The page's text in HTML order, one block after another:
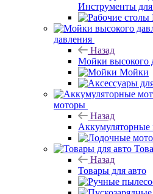
Инструменты для
давления
Назад
Мойки высокого
Мойки
моторы
Назад
Аккумуляторные
Назад
Товары для авто